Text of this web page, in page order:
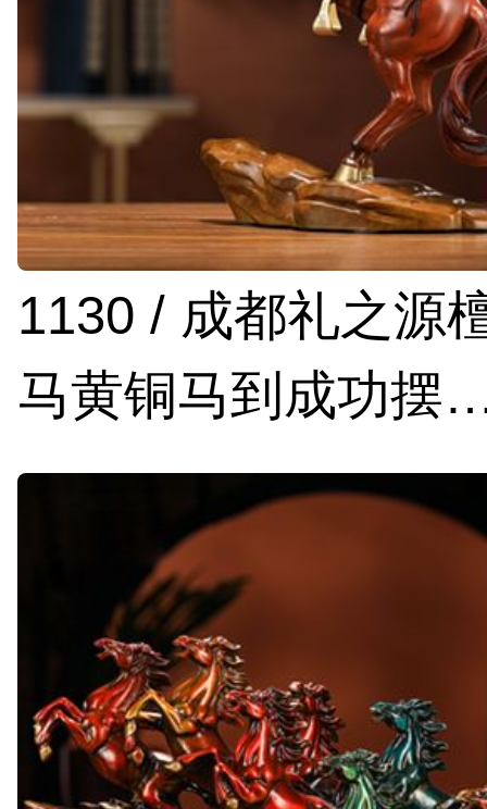
1130 / 成都礼之源
马黄铜马到成功摆